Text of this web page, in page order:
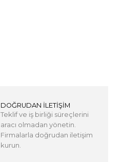
DOĞRUDAN İLETİŞİM
Teklif ve iş birliği süreçlerini
aracı olmadan yönetin.
Firmalarla doğrudan iletişim
kurun.